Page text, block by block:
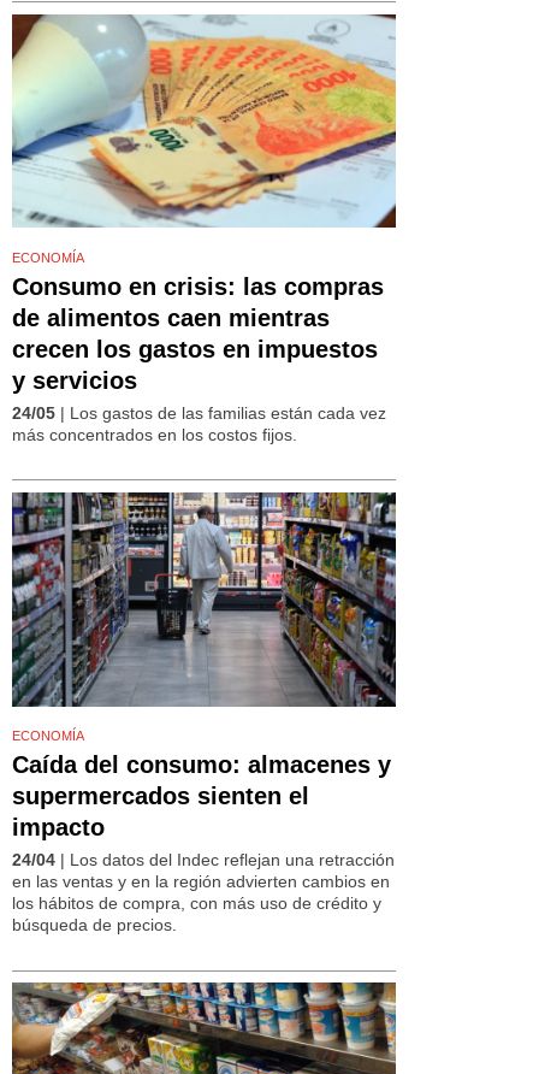
ECONOMÍA
Consumo en crisis: las compras
de alimentos caen mientras
crecen los gastos en impuestos
y servicios
24/05 | Los gastos de las familias están cada vez
más concentrados en los costos fijos.
ECONOMÍA
Caída del consumo: almacenes y
supermercados sienten el
impacto
24/04 | Los datos del Indec reflejan una retracción
en las ventas y en la región advierten cambios en
los hábitos de compra, con más uso de crédito y
búsqueda de precios.